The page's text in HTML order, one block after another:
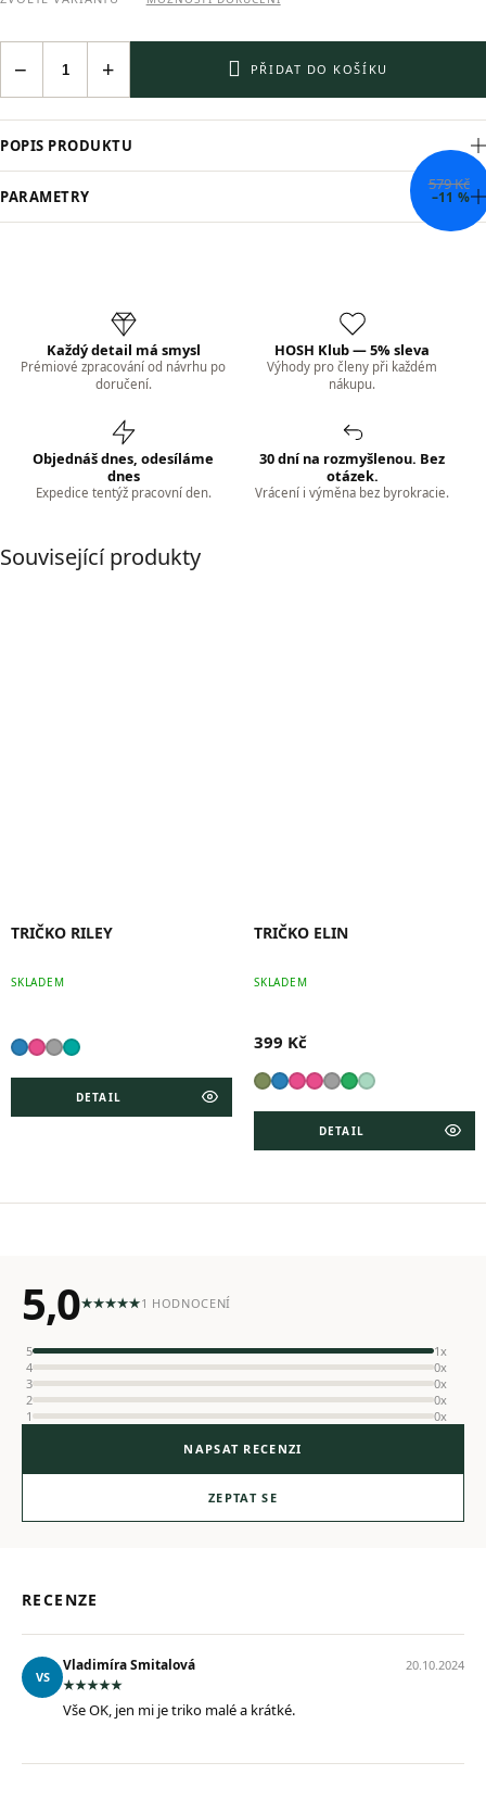
579 Kč
–11 %
+
− PŘIDAT DO KOŠÍKU
POPIS PRODUKTU
PARAMETRY
Každý detail má smysl
Prémiové zpracování od návrhu po
doručení.
HOSH Klub — 5% sleva
Výhody pro členy při každém
nákupu.
Objednáš dnes, odesíláme
dnes
Expedice tentýž pracovní den.
30 dní na rozmyšlenou. Bez
otázek.
Vrácení i výměna bez byrokracie.
Související produkty
TRIČKO RILEY
SKLADEM
DETAIL
TRIČKO ELIN
SKLADEM
399 Kč
DETAIL
5,0 1 HODNOCENÍ
5
1x
4
0x
3
0x
2
0x
1
0x
NAPSAT RECENZI
ZEPTAT SE
RECENZE
VS
Vladimíra Smitalová 20.10.2024
Vše OK, jen mi je triko malé a krátké.